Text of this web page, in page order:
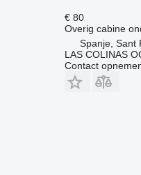
€ 80
Overig cabine
Spanje, Sant
LAS COLINAS
Contact